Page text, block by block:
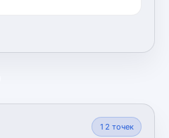
12 точек